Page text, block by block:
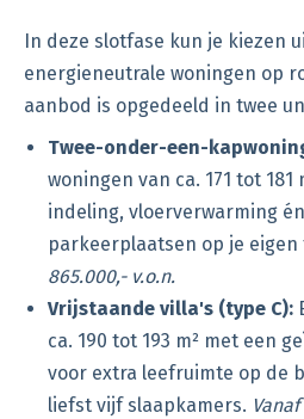
In deze slotfase kun je kiezen
energieneutrale woningen op
aanbod is opgedeeld in twee
Twee-onder-een-
woningen van ca. 171 tot 181
indeling, vloerverwarming
parkeerplaatsen op je
865.000,- v.o.n.
Vrijstaande villa's (type C):
ca. 190 tot 193 m² met een
voor extra leefruimte op de
liefst vijf slaapkamers.